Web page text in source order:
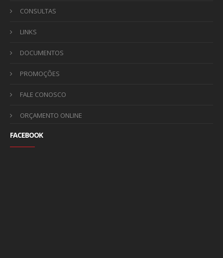
CONSULTAS
LINKS
DOCUMENTOS
PROMOÇÕES
FALE CONOSCO
ORÇAMENTO ONLINE
FACEBOOK